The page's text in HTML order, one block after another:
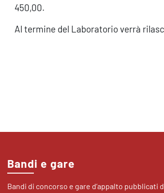
450,00.
Al termine del Laboratorio verrà
Bandi e gare
Bandi di concorso e gare d’appalto pubblicati